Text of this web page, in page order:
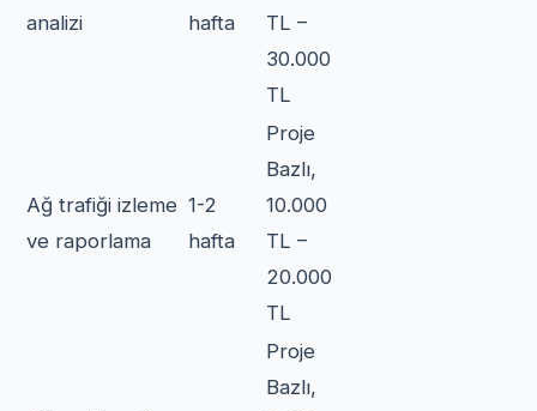
analizi
hafta
TL –
30.000
TL
Ağ trafiği izleme
ve raporlama
1-2
hafta
Proje
Bazlı,
10.000
TL –
20.000
TL
Proje
Bazlı,